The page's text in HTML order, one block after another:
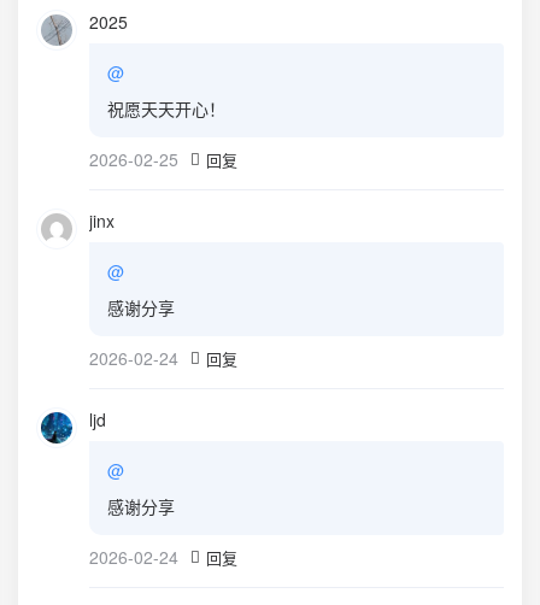
2025
@
祝愿天天开心！
2026-02-25 回复
jinx
@
感谢分享
2026-02-24 回复
ljd
@
感谢分享
2026-02-24 回复